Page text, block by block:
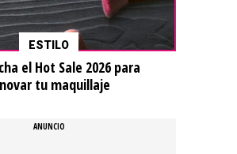
ESTILO
el Hot Sale 2026 para
tu maquillaje